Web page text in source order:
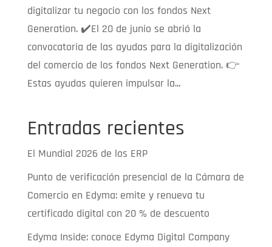
digitalizar tu negocio con los fondos Next
Generation. ✔️El 20 de junio se abrió la
convocatoria de las ayudas para la digitalización
del comercio de los fondos Next Generation. 👉
Estas ayudas quieren impulsar la...
Entradas recientes
El Mundial 2026 de los ERP
Punto de verificación presencial de la Cámara de
Comercio en Edyma: emite y renueva tu
certificado digital con 20 % de descuento
Edyma Inside: conoce Edyma Digital Company